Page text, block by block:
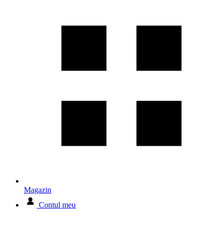
Magazin
Contul meu